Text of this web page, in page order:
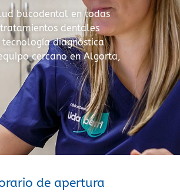
bucodental en todas
dentales
diagnóstica
cercano en Algorta,
de apertura